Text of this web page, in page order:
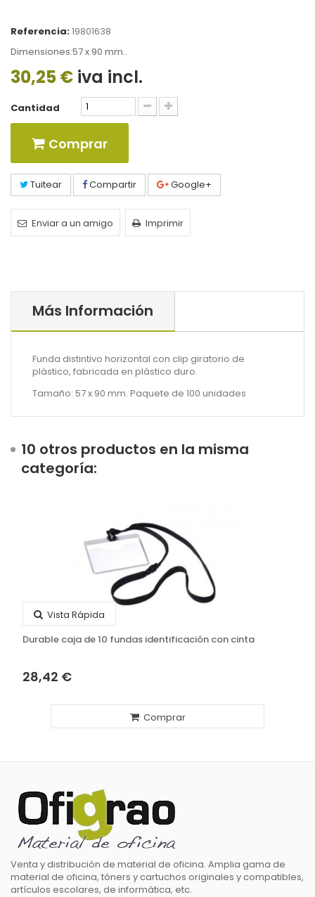
Referencia:19801638
Dimensiones:57 x 90 mm..
30,25 € iva incl.
Cantidad
Comprar
Tuitear Compartir Google+
Enviar a un amigo Imprimir
Más Información
Funda distintivo horizontal con clip giratorio de
plástico, fabricada en plástico duro.
Tamaño: 57 x 90 mm. Paquete de 100 unidades
10 otros productos en la misma
categoría:
Vista Rápida
Durable caja de 10 fundas identificación con cinta
28,42 €
Comprar
Venta y distribución de material de oficina. Amplia gama de
material de oficina, tóners y cartuchos originales y compatibles,
artículos escolares, de informática, etc.